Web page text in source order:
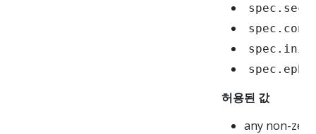
허용된 값
any non-